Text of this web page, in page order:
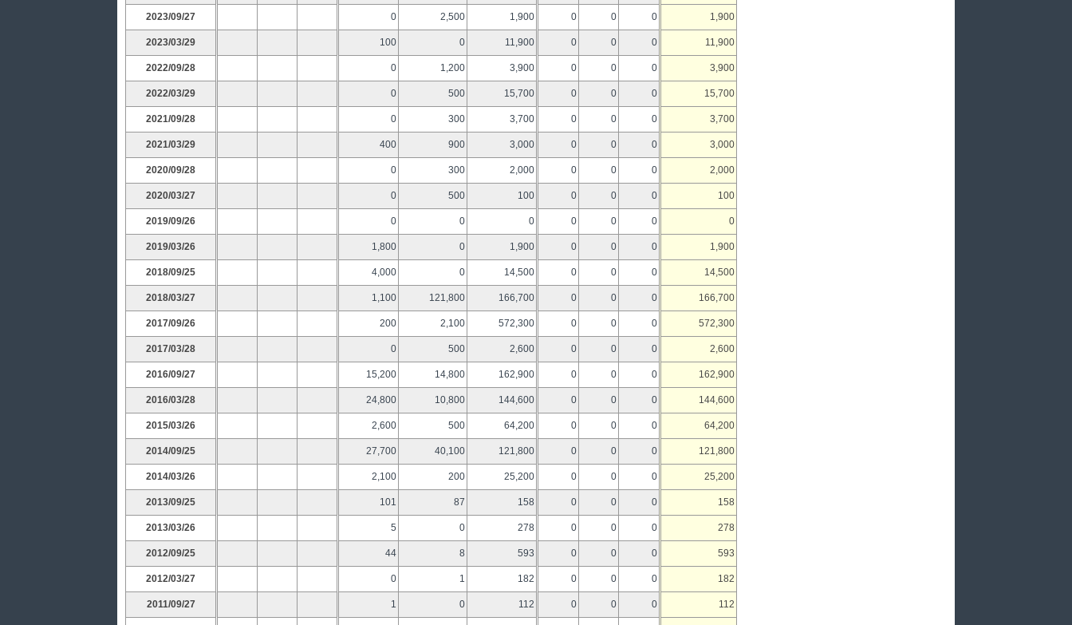
2023/09/27 0 2,500 1,900 0 0 0 1,900
2023/03/29 100 0 11,900 0 0 0 11,900
2022/09/28 0 1,200 3,900 0 0 0 3,900
2022/03/29 0 500 15,700 0 0 0 15,700
2021/09/28 0 300 3,700 0 0 0 3,700
2021/03/29 400 900 3,000 0 0 0 3,000
2020/09/28 0 300 2,000 0 0 0 2,000
2020/03/27 0 500 100 0 0 0 100
2019/09/26 0 0 0 0 0 0 0
2019/03/26 1,800 0 1,900 0 0 0 1,900
2018/09/25 4,000 0 14,500 0 0 0 14,500
2018/03/27 1,100 121,800 166,700 0 0 0 166,700
2017/09/26 200 2,100 572,300 0 0 0 572,300
2017/03/28 0 500 2,600 0 0 0 2,600
2016/09/27 15,200 14,800 162,900 0 0 0 162,900
2016/03/28 24,800 10,800 144,600 0 0 0 144,600
2015/03/26 2,600 500 64,200 0 0 0 64,200
2014/09/25 27,700 40,100 121,800 0 0 0 121,800
2014/03/26 2,100 200 25,200 0 0 0 25,200
2013/09/25 101 87 158 0 0 0 158
2013/03/26 5 0 278 0 0 0 278
2012/09/25 44 8 593 0 0 0 593
2012/03/27 0 1 182 0 0 0 182
2011/09/27 1 0 112 0 0 0 112